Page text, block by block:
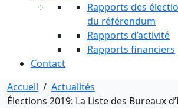
Rapports des
du référendum
Rapports d’activité
Rapports financiers
Contact
Accueil / Actualités
Élections 2019: La Liste des Bureaux